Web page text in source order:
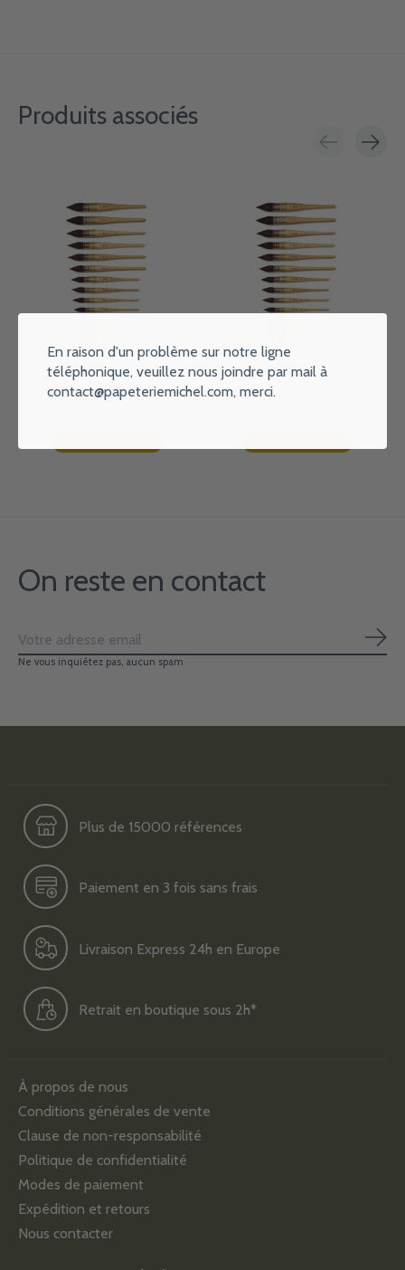
Produits associés
RAPHAEL Pinceau Aquarelle
Lavis N°3/0
RAPHAEL Pinceau Aquarelle
On reste en contact
Ne vous inquiétez pas, aucun spam
Plus de 15000 références
Paiement en 3 fois sans frais
Livraison Express 24h en Europe
Retrait en boutique sous 2h*
À propos de nous
Conditions générales de vente
Clause de non-responsabilité
Politique de confidentialité
Modes de paiement
Expédition et retours
Nous contacter
En raison d'un problème sur notre ligne
téléphonique, veuillez nous joindre par mail à
contact@papeteriemichel.com, merci.